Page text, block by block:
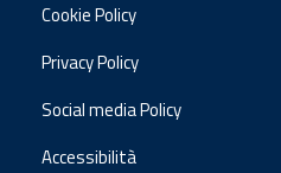
Cookie Policy
Privacy Policy
Social media Policy
Accessibilità